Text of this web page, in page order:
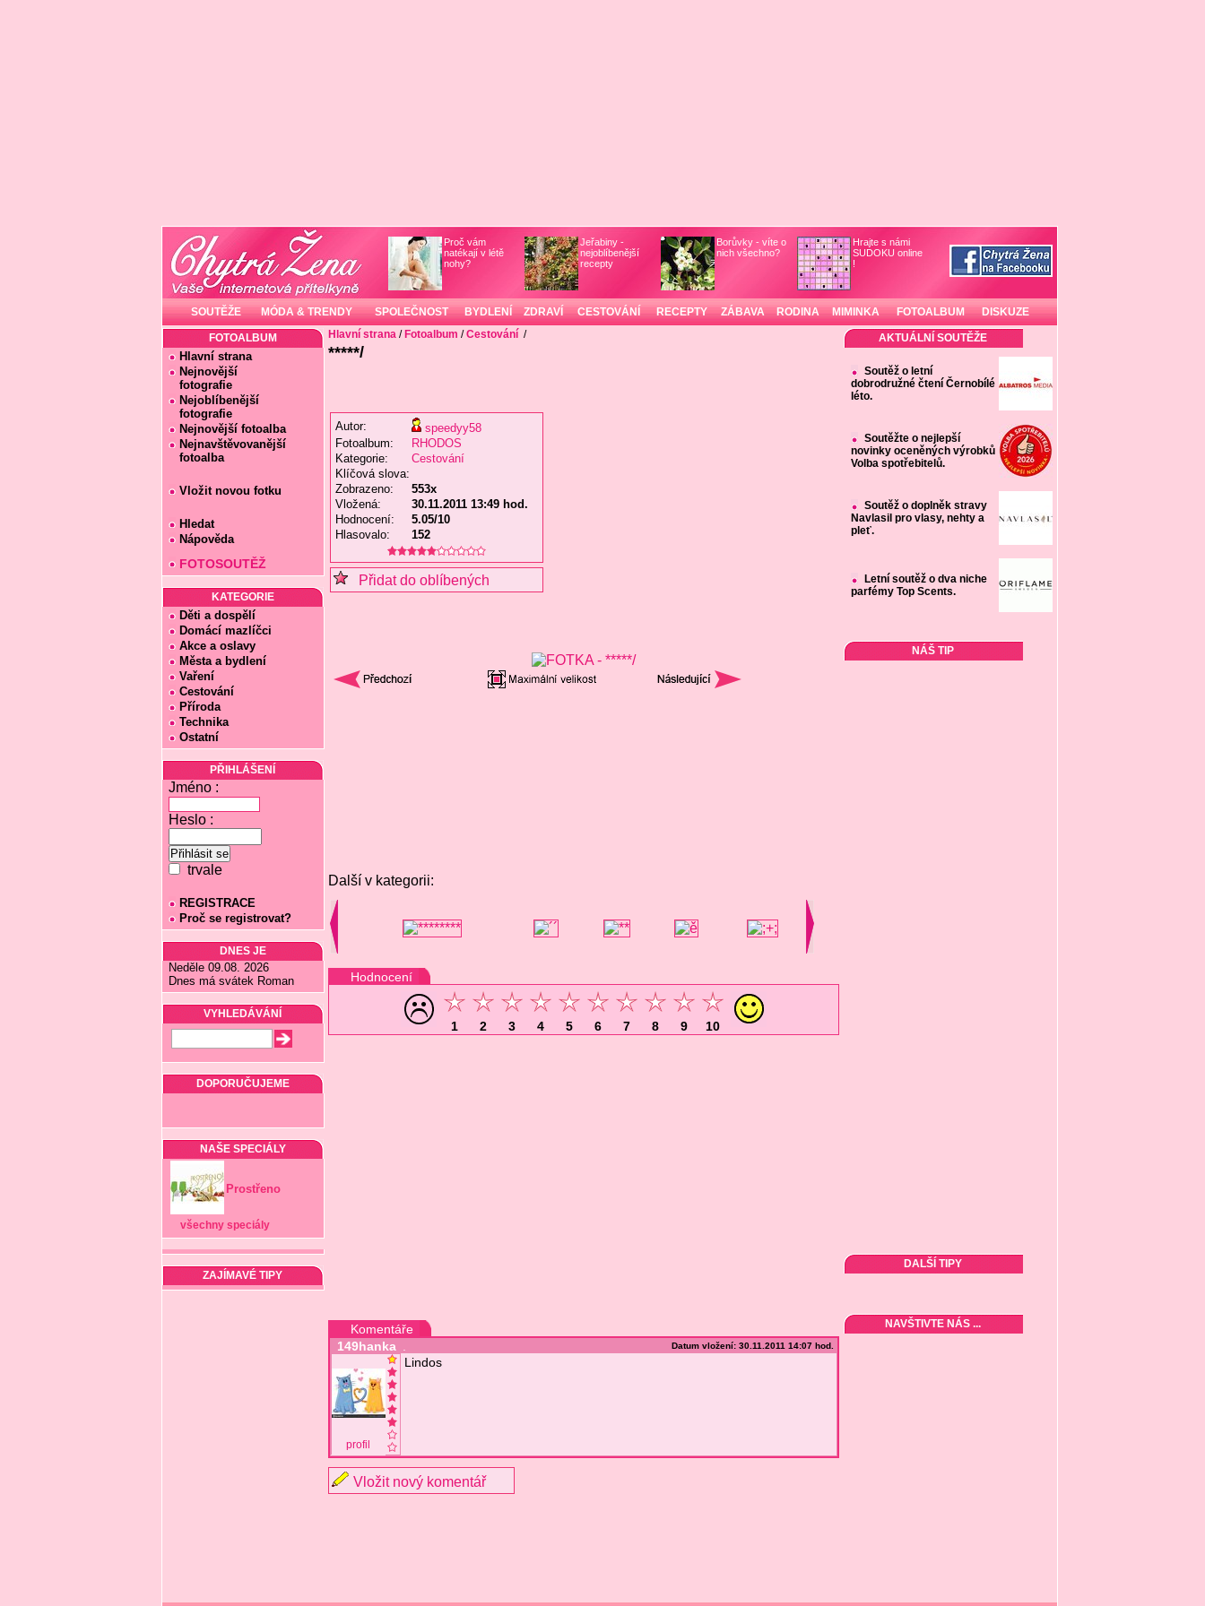
Proč vám
natékají v létě
nohy?
Jeřabiny -
nejoblíbenější
recepty
Borůvky - víte o
nich všechno?
Hrajte s námi
SUDOKU online
!
SOUTĚŽE MÓDA & TRENDY SPOLEČNOST BYDLENÍ ZDRAVÍ CESTOVÁNÍ RECEPTY ZÁBAVA RODINA MIMINKA FOTOALBUM DISKUZE
FOTOALBUM
Hlavní strana
Nejnovější
fotografie
Nejoblíbenější
fotografie
Nejnovější fotoalba
Nejnavštěvovanější
fotoalba
Vložit novou fotku
Hledat
Nápověda
FOTOSOUTĚŽ
KATEGORIE
Děti a dospělí
Domácí mazlíčci
Akce a oslavy
Města a bydlení
Vaření
Cestování
Příroda
Technika
Ostatní
PŘIHLÁŠENÍ
Jméno :
Heslo :
trvale
REGISTRACE
Proč se registrovat?
DNES JE
Neděle 09.08. 2026
Dnes má svátek Roman
VYHLEDÁVÁNÍ
DOPORUČUJEME
NAŠE SPECIÁLY
Prostřeno
všechny speciály
ZAJÍMAVÉ TIPY
Hlavní strana/ Fotoalbum /Cestování /
*****/
Autor:
speedyy58
Fotoalbum:
RHODOS
Kategorie:
Cestování
Klíčová slova:
Zobrazeno:
553x
Vložená:
30.11.2011 13:49 hod.
Hodnocení:
5.05/10
Hlasovalo:
152
Přidat do oblíbených
Další v kategorii:
Hodnocení
1 2 3 4 5 6 7 8 9 10
Komentáře
149hanka
Datum vložení: 30.11.2011 14:07 hod.
profil
Lindos
Vložit nový komentář
AKTUÁLNÍ SOUTĚŽE
Soutěž o letní
dobrodružné čtení Černobílé
léto.
Soutěžte o nejlepší
novinky oceněných výrobků
Volba spotřebitelů.
Soutěž o doplněk stravy
Navlasil pro vlasy, nehty a
pleť.
Letní soutěž o dva niche
parfémy Top Scents.
NÁŠ TIP
DALŠÍ TIPY
NAVŠTIVTE NÁS ...